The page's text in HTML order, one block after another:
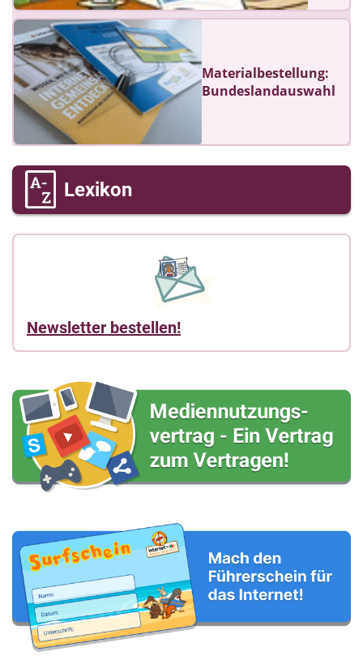
Materialbestellung:
Bundeslandauswahl
Lexikon
Newsletter bestellen!